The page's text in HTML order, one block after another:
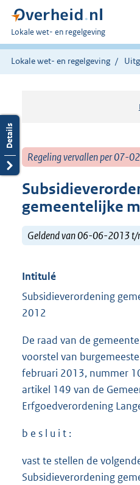
U
bent
hier:
Lokale wet- en regelgeving
Lokale wet- en regelgeving
Regeling vervallen per 07-
gemeentelijke
Geldend van 06-06-2013
Intitulé
Subsidieverordening
2012
De raad van de
voorstel van
februari 2013, nummer
artikel 149 van de
Erfgoedverordening
b e s l u i t :
vast te stellen de
Subsidieverordening